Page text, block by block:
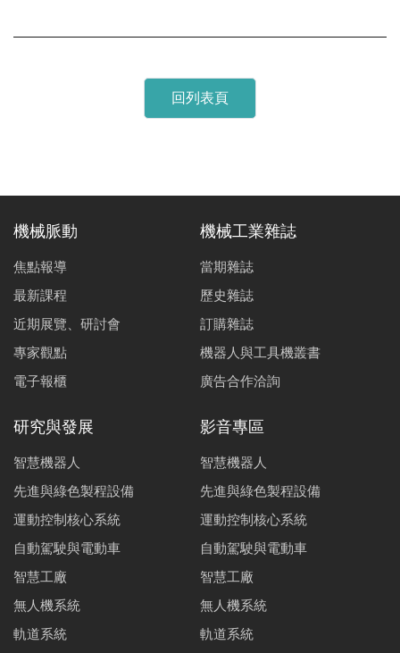
回列表頁
機械脈動
焦點報導
最新課程
近期展覽、研討會
專家觀點
電子報櫃
機械工業雜誌
當期雜誌
歷史雜誌
訂購雜誌
機器人與工具機叢書
廣告合作洽詢
研究與發展
智慧機器人
先進與綠色製程設備
運動控制核心系統
自動駕駛與電動車
智慧工廠
無人機系統
軌道系統
影音專區
智慧機器人
先進與綠色製程設備
運動控制核心系統
自動駕駛與電動車
智慧工廠
無人機系統
軌道系統